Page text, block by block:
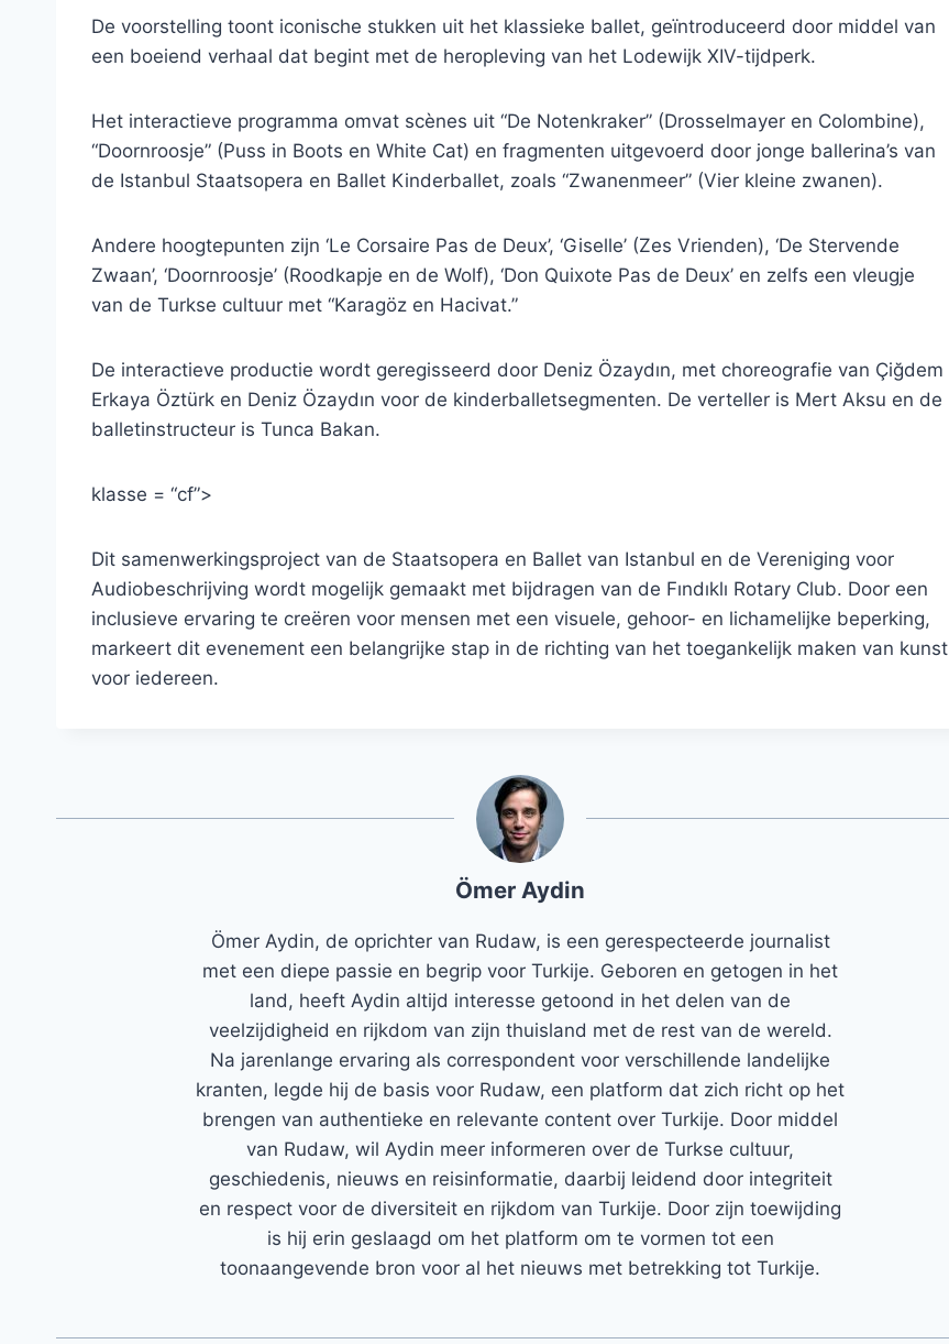
De voorstelling toont iconische stukken uit het klassieke ballet, geïntroduceerd door middel van
een boeiend verhaal dat begint met de heropleving van het Lodewijk XIV-tijdperk.
Het interactieve programma omvat scènes uit “De Notenkraker” (Drosselmayer en Colombine),
“Doornroosje” (Puss in Boots en White Cat) en fragmenten uitgevoerd door jonge ballerina’s van
de Istanbul Staatsopera en Ballet Kinderballet, zoals “Zwanenmeer” (Vier kleine zwanen).
Andere hoogtepunten zijn ‘Le Corsaire Pas de Deux’, ‘Giselle’ (Zes Vrienden), ‘De Stervende
Zwaan’, ‘Doornroosje’ (Roodkapje en de Wolf), ‘Don Quixote Pas de Deux’ en zelfs een vleugje
van de Turkse cultuur met “Karagöz en Hacivat.”
De interactieve productie wordt geregisseerd door Deniz Özaydın, met choreografie van Çiğdem
Erkaya Öztürk en Deniz Özaydın voor de kinderballetsegmenten. De verteller is Mert Aksu en de
balletinstructeur is Tunca Bakan.
klasse = “cf”>
Dit samenwerkingsproject van de Staatsopera en Ballet van Istanbul en de Vereniging voor
Audiobeschrijving wordt mogelijk gemaakt met bijdragen van de Fındıklı Rotary Club. Door een
inclusieve ervaring te creëren voor mensen met een visuele, gehoor- en lichamelijke beperking,
markeert dit evenement een belangrijke stap in de richting van het toegankelijk maken van kunst
voor iedereen.
Ömer Aydin
Ömer Aydin, de oprichter van Rudaw, is een gerespecteerde journalist
met een diepe passie en begrip voor Turkije. Geboren en getogen in het
land, heeft Aydin altijd interesse getoond in het delen van de
veelzijdigheid en rijkdom van zijn thuisland met de rest van de wereld.
Na jarenlange ervaring als correspondent voor verschillende landelijke
kranten, legde hij de basis voor Rudaw, een platform dat zich richt op het
brengen van authentieke en relevante content over Turkije. Door middel
van Rudaw, wil Aydin meer informeren over de Turkse cultuur,
geschiedenis, nieuws en reisinformatie, daarbij leidend door integriteit
en respect voor de diversiteit en rijkdom van Turkije. Door zijn toewijding
is hij erin geslaagd om het platform om te vormen tot een
toonaangevende bron voor al het nieuws met betrekking tot Turkije.